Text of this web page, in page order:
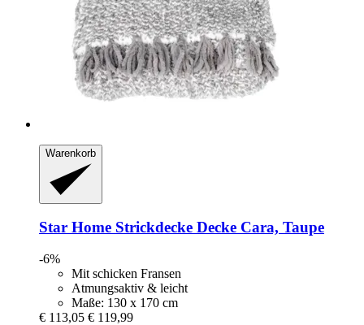
Warenkorb
Star Home Strickdecke Decke Cara, Taupe
-6%
Mit schicken Fransen
Atmungsaktiv & leicht
Maße: 130 x 170 cm
€ 113,05 € 119,99